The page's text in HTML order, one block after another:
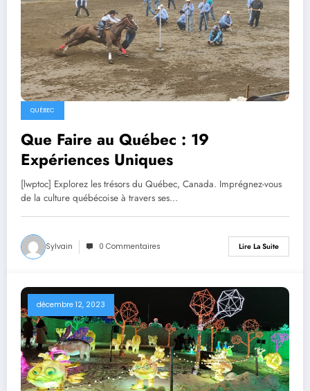
QUÉBEC
Que Faire au Québec : 19
Expériences Uniques
[lwptoc] Explorez les trésors du Québec, Canada. Imprégnez-vous
de la culture québécoise à travers ses…
Sylvain 0 Commentaires Lire La Suite
décembre 12, 2023